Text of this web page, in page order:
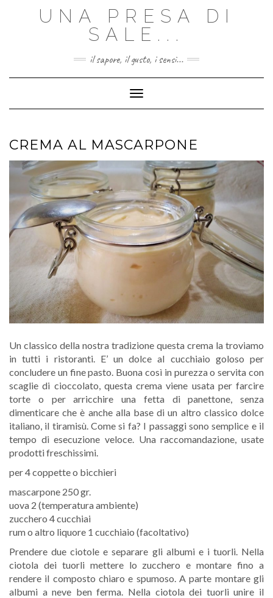
UNA PRESA DI
SALE...
il sapore, il gusto, i sensi...
Toggle Navigation
CREMA AL MASCARPONE
Un classico della nostra tradizione questa crema la troviamo
in tutti i ristoranti. E’ un dolce al cucchiaio goloso per
concludere un fine pasto. Buona così in purezza o servita con
scaglie di cioccolato, questa crema viene usata per farcire
torte o per arricchire una fetta di panettone, senza
dimenticare che è anche alla base di un altro classico dolce
italiano, il tiramisù. Come si fa? I passaggi sono semplice e il
tempo di esecuzione veloce. Una raccomandazione, usate
prodotti freschissimi.
per 4 coppette o bicchieri
mascarpone 250 gr.
uova 2 (temperatura ambiente)
zucchero 4 cucchiai
rum o altro liquore 1 cucchiaio (facoltativo)
Prendere due ciotole e separare gli albumi e i tuorli. Nella
ciotola dei tuorli mettere lo zucchero e montare fino a
rendere il composto chiaro e spumoso. A parte montare gli
albumi a neve ben ferma. Nella ciotola dei tuorli unire il